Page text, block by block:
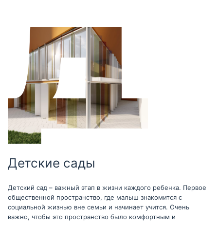
Детские сады
Детский сад – важный этап в жизни каждого ребенка. Первое
общественной пространство, где малыш знакомится с
социальной жизнью вне семьи и начинает учится. Очень
важно, чтобы это пространство было комфортным и